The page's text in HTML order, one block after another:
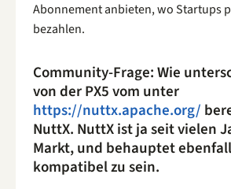
Abonnement anbieten, wo Startups
bezahlen.
Community-Frage: Wie
von der PX5 vom unter
https://nuttx.apache.org/
NuttX. NuttX ist ja seit vielen
Markt, und behauptet
kompatibel zu sein.